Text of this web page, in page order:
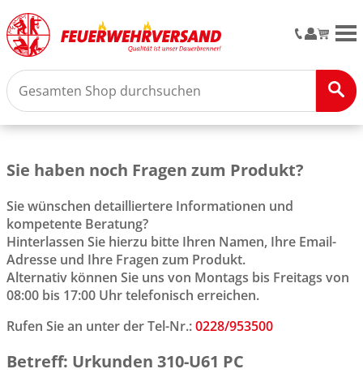
Sie haben noch Fragen zum Produkt?
Sie wünschen detailliertere Informationen und
kompetente Beratung?
Hinterlassen Sie hierzu bitte Ihren Namen, Ihre Email-
Adresse und Ihre Fragen zum Produkt.
Alternativ können Sie uns von Montags bis Freitags von
08:00 bis 17:00 Uhr telefonisch erreichen.
Rufen Sie an unter der Tel-Nr.:0228/953500
Betreff: Urkunden 310-U61 PC